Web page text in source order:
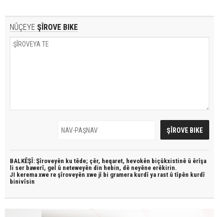
NÛÇEYE ŞÎROVE BIKE
BALKÊŞÎ: Şîroveyên ku têde; çêr, heqaret, hevokên biçûkxistinê û êrîşa
li ser bawerî, gel û neteweyên din hebin, dê neyêne erêkirin.
JI kerema xwe re şîroveyên xwe jî bi gramera kurdî ya rast û tîpên kurdî
binivîsin